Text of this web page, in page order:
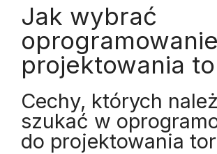
Jak wybrać
projektowania
Cechy, których
szukać w
do projektowania